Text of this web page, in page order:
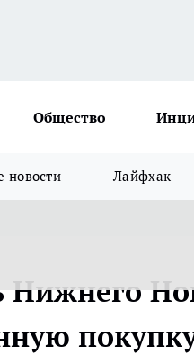
Общество
новости Лайфхак